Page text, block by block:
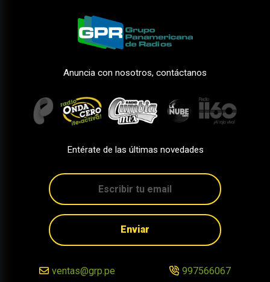
Anuncia con nosotros, contáctanos
Entérate de las últimas novedades
Enviar
ventas@grp.pe 997566067